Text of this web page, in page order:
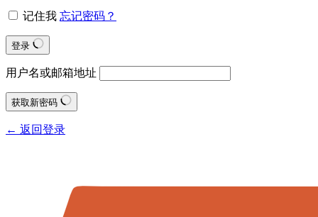
记住我 忘记密码？
登录
用户名或邮箱地址
获取新密码
← 返回登录